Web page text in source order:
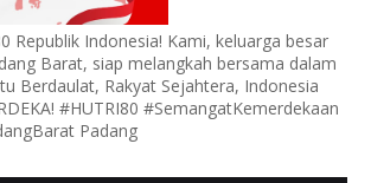
Republik Indonesia! Kami, keluarga besar
Barat, siap melangkah bersama dalam
Berdaulat, Rakyat Sejahtera, Indonesia
#HUTRI80 #SemangatKemerdekaan
Padang